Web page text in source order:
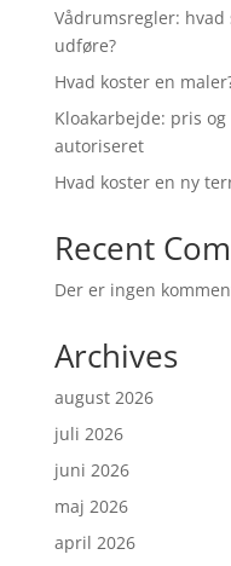
Vådrumsregler:
udføre?
Hvad koster en
Kloakarbejde: pris
autoriseret
Hvad koster en ny
Recent
Der er ingen
Archives
august 2026
juli 2026
juni 2026
maj 2026
april 2026